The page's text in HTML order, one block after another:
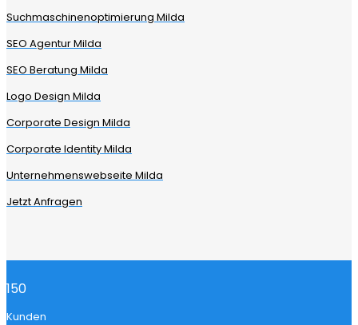
Suchmaschinenoptimierung Milda
SEO Agentur Milda
SEO Beratung Milda
Logo Design Milda
Corporate Design Milda
Corporate Identity Milda
Unternehmenswebseite Milda
Jetzt Anfragen
150
Kunden